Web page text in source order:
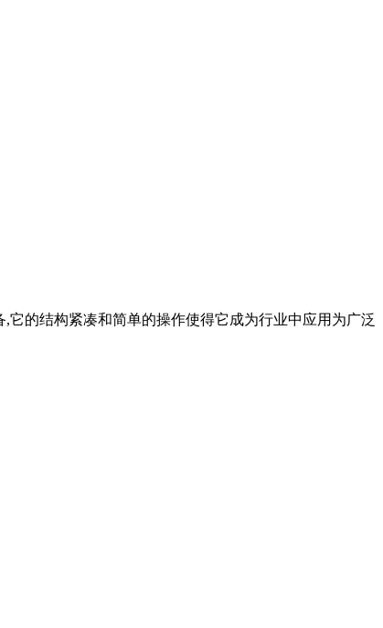
的结构紧凑和简单的操作使得它成为行业中应用为广泛